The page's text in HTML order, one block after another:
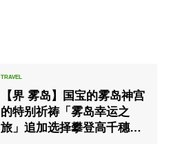
【界 雾岛】国宝的雾岛神宫
的特别祈祷「雾岛幸运之
旅」追加选择攀登高千穗山